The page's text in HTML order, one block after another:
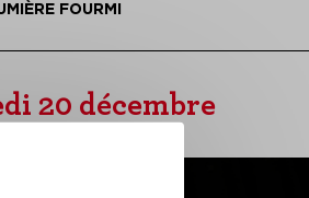
FOURMI
20 décembre